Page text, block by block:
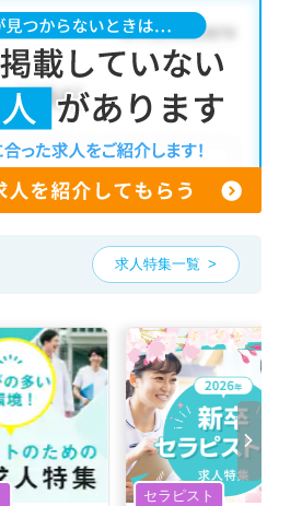
求人特集一覧
セラピスト